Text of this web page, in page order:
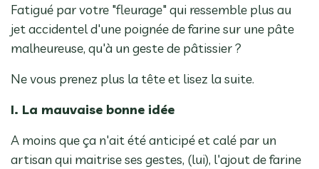
Fatigué par votre "fleurage" qui ressemble plus au
jet accidentel d'une poignée de farine sur une pâte
malheureuse, qu'à un geste de pâtissier ?
Ne vous prenez plus la tête et lisez la suite.
I. La mauvaise bonne idée
A moins que ça n'ait été anticipé et calé par un
artisan qui maitrise ses gestes, (lui), l'ajout de farine